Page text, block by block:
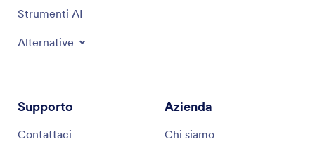
Strumenti AI
Alternative
Supporto
Contattaci
Azienda
Chi siamo